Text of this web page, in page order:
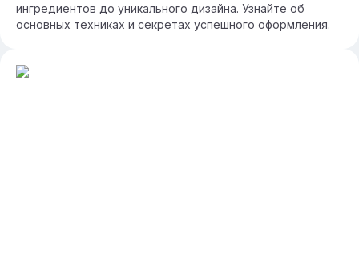
ингредиентов до уникального дизайна. Узнайте об
основных техниках и секретах успешного оформления.